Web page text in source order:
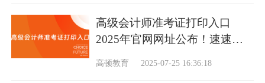
高级会计师准考证打印入口
2025年官网网址公布！速速码
高顿教育 2025-07-25 16:36:18